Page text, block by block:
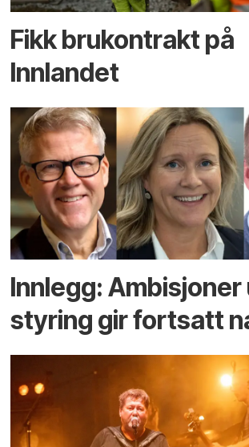
Fikk brukontrakt på
Innlandet
Innlegg: Ambisjoner
styring gir fortsatt